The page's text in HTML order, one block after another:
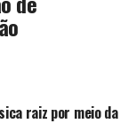
raiz por meio da